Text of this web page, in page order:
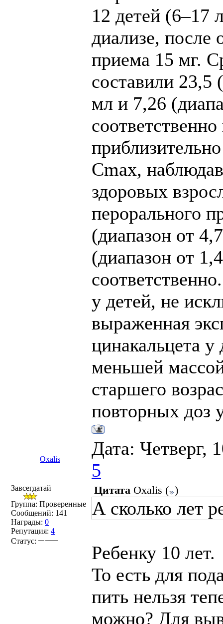
12 детей (6–17
диализе, после
приема 15 мг.
составили 23,5
мл и 7,26
Сmах,
здоровых
перорального
(диапазон от
(диапазон от
у детей, не
выраженная
цинакальцета у
меньшей
старшего
повторных доз
Oxalis
Дата: Четверг,
5
Завсегдатай
Группа: Проверенные
Сообщений: 141
Награды: 0
Репутация: 4
Статус:
Цитата Oxalis ( )
А сколько лет
Ребенку 10 лет.
То есть для
пить нельзя
можно? Для